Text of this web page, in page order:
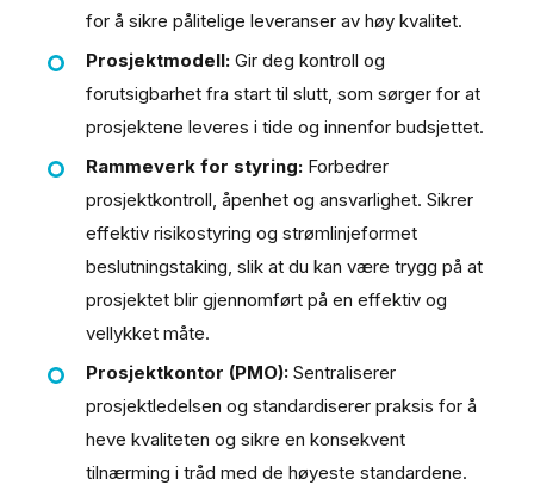
for å sikre pålitelige leveranser av høy kvalitet.
Prosjektmodell: Gir deg kontroll og
forutsigbarhet fra start til slutt, som sørger for at
prosjektene leveres i tide og innenfor budsjettet.
Rammeverk for styring: Forbedrer
prosjektkontroll, åpenhet og ansvarlighet. Sikrer
effektiv risikostyring og strømlinjeformet
beslutningstaking, slik at du kan være trygg på at
prosjektet blir gjennomført på en effektiv og
vellykket måte.
Prosjektkontor (PMO): Sentraliserer
prosjektledelsen og standardiserer praksis for å
heve kvaliteten og sikre en konsekvent
tilnærming i tråd med de høyeste standardene.